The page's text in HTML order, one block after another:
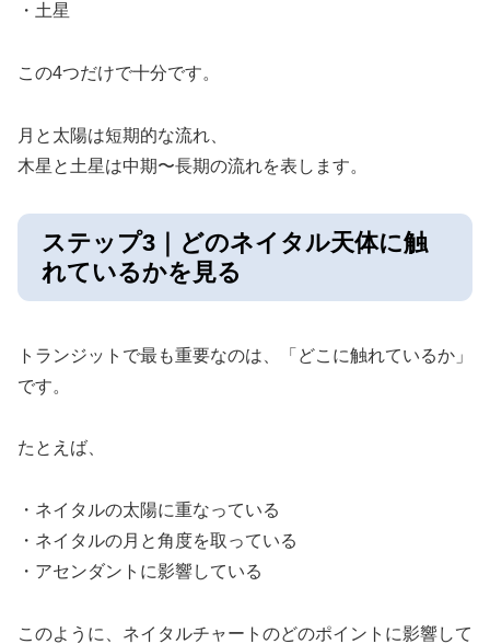
・土星
この4つだけで十分です。
月と太陽は短期的な流れ、
木星と土星は中期〜長期の流れを表します。
ステップ3｜どのネイタル天体に触
れているかを見る
トランジットで最も重要なのは、「どこに触れているか」
です。
たとえば、
・ネイタルの太陽に重なっている
・ネイタルの月と角度を取っている
・アセンダントに影響している
このように、ネイタルチャートのどのポイントに影響して